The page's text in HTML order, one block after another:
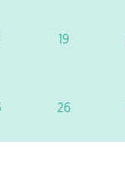
19
26